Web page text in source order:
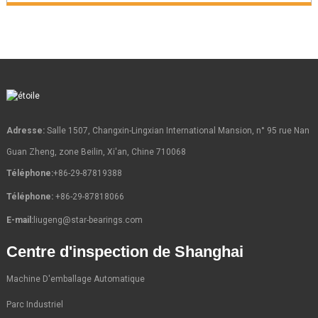
Adresse:Salle 1507, Changxin-Lingxian International Mansion, n° 95 rue Nan
Guan Zheng, zone Beilin, Xi'an, Chine 710068
Téléphone:+86-29-87819388
Téléphone: +86-29-87818066
E-mail:liugeng@star-bearings.com
Centre d'inspection de Shanghai
Machine D'emballage Automatique
Parc Industriel